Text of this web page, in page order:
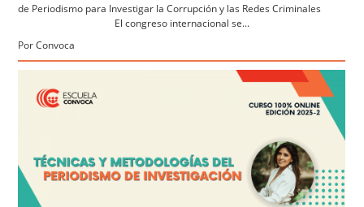
de Periodismo para Investigar la Corrupción y las Redes Criminales
El congreso internacional se...
Por Convoca